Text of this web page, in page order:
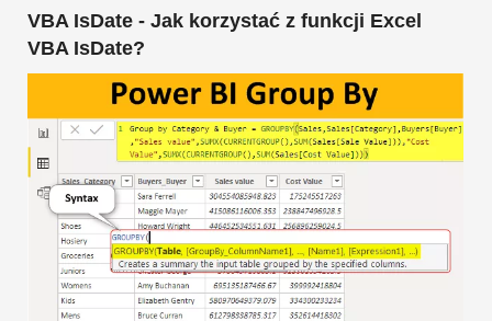
VBA IsDate - Jak korzystać z funkcji Excel
VBA IsDate?